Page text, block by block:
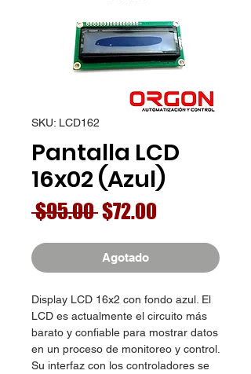
SKU: LCD162
Pantalla LCD
16x02 (Azul)
$95.00 Precio
$72.00
Agotado
Display LCD 16x2 con fondo azul. El
LCD es actualmente el circuito más
barato y confiable para mostrar datos
en un proceso de monitoreo y control.
Su interfaz con los controladores se